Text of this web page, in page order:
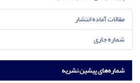
مقالات آماده انتشار
شماره جاری
شماره‌های پیشین نشریه